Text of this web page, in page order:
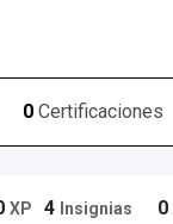
0 Certificaciones
XP 4 Insignias 0